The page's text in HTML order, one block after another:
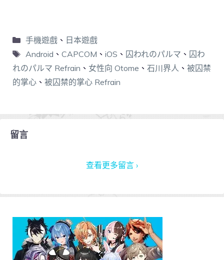
手機遊戲、 日本遊戲
Android 、 CAPCOM 、 iOS 、 囚われのパルマ 、 囚わ
れのパルマ Refrain 、 女性向 Otome 、 石川界人 、 被囚禁
的掌心 、 被囚禁的掌心 Refrain
留言
查看更多留言 ›